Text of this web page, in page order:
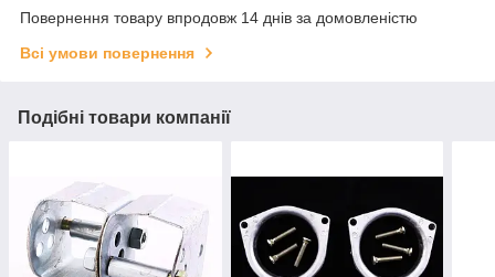
Повернення товару впродовж 14 днів за домовленістю
Всі умови повернення
Подібні товари компанії